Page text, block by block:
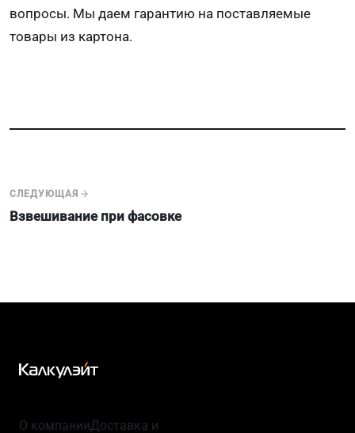
вопросы. Мы даем гарантию на поставляемые
товары из картона.
СЛЕДУЮЩАЯ
Взвешивание при фасовке
О компанииДоставка и